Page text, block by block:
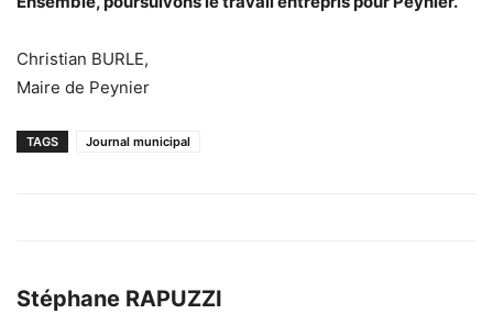
Christian BURLE,
Maire de Peynier
TAGS Journal municipal
Stéphane RAPUZZI